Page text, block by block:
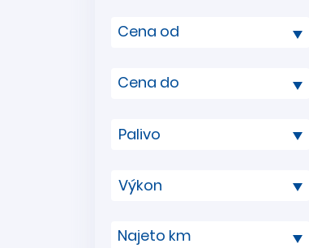
Cena od
Cena do
Najeto km